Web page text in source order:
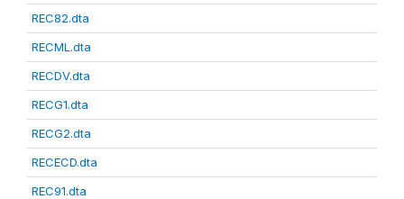
REC82.dta
RECML.dta
RECDV.dta
RECG1.dta
RECG2.dta
RECECD.dta
REC91.dta